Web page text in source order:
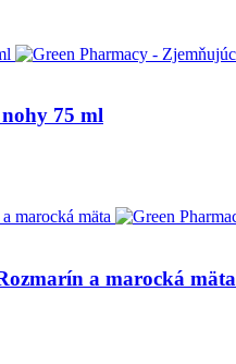
75 ml
a marocká mäta